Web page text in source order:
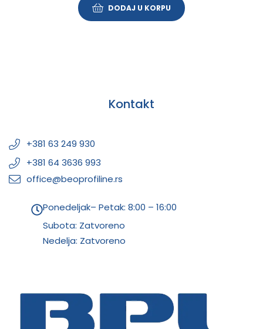
DODAJ U KORPU
Kontakt
+381 63 249 930
+381 64 3636 993
office@beoprofiline.rs
Ponedeljak– Petak: 8:00 – 16:00
Subota: Zatvoreno
Nedelja: Zatvoreno